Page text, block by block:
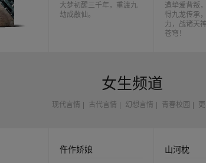
赵云，奖励王者宝箱……
大梦初醒三千年，重渡九
劫成散仙。
遭挚爱背叛
得九龙传承
力，战诸天
苍穹！
女生频道
现代言情 古代言情 幻想言情 青春校园
仵作娇娘 山河枕